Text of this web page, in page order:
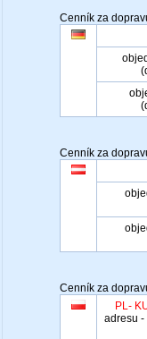
Cenník za
Cenník za
Cenník za
PL-
adresu -